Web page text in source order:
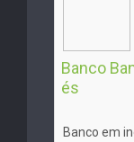
Banco
és
Banco em